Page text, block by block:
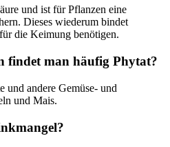
und ist für Pflanzen eine
Dieses wiederum bindet
die Keimung benötigen.
findet man häufig Phytat?
andere Gemüse- und
und Mais.